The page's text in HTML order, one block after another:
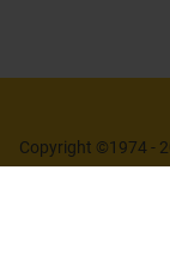
Copyright ©1974 -